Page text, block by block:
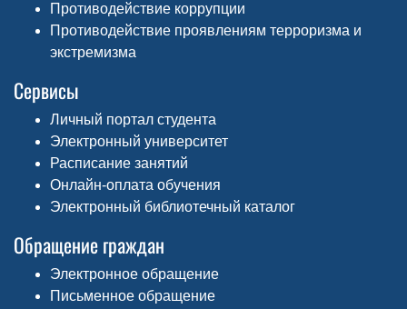
Противодействие коррупции
Противодействие проявлениям терроризма и
экстремизма
Сервисы
Личный портал студента
Электронный университет
Расписание занятий
Онлайн-оплата обучения
Электронный библиотечный каталог
Обращение граждан
Электронное обращение
Письменное обращение